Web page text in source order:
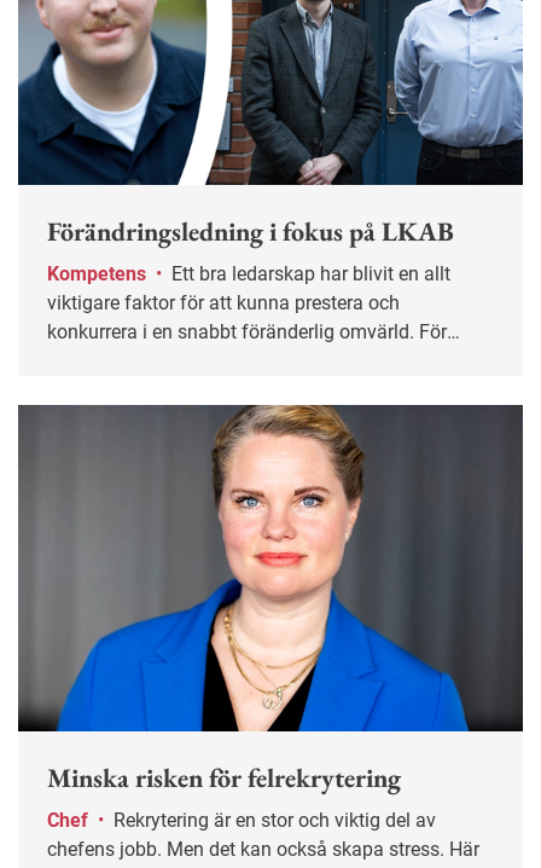
Förändringsledning i fokus på LKAB
Kompetens •
viktigare faktor för att kunna prestera och
konkurrera i en snabbt föränderlig omvärld. För
och hantera förändring.
Minska risken för felrekrytering
Chef •
chefens jobb. Men det kan också skapa stress. Här